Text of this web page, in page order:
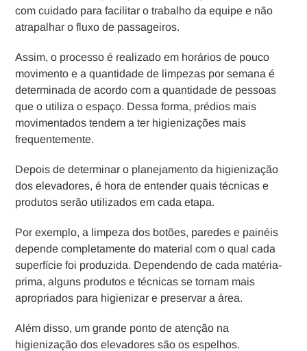
com cuidado para facilitar o trabalho da equipe e não
atrapalhar o fluxo de passageiros.
Assim, o processo é realizado em horários de pouco
movimento e a quantidade de limpezas por semana é
determinada de acordo com a quantidade de pessoas
que o utiliza o espaço. Dessa forma, prédios mais
movimentados tendem a ter higienizações mais
frequentemente.
Depois de determinar o planejamento da higienização
dos elevadores, é hora de entender quais técnicas e
produtos serão utilizados em cada etapa.
Por exemplo, a limpeza dos botões, paredes e painéis
depende completamente do material com o qual cada
superfície foi produzida. Dependendo de cada matéria-
prima, alguns produtos e técnicas se tornam mais
apropriados para higienizar e preservar a área.
Além disso, um grande ponto de atenção na
higienização dos elevadores são os espelhos.